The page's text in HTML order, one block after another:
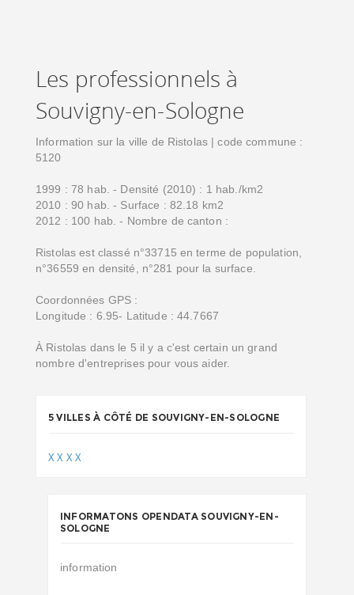
Les professionnels à
Souvigny-en-Sologne
Information sur la ville de Ristolas | code commune :
5120
1999 : 78 hab. - Densité (2010) : 1 hab./km2
2010 : 90 hab. - Surface : 82.18 km2
2012 : 100 hab. - Nombre de canton :
Ristolas est classé n°33715 en terme de population,
n°36559 en densité, n°281 pour la surface.
Coordonnées GPS :
Longitude : 6.95- Latitude : 44.7667
À Ristolas dans le 5 il y a c'est certain un grand
nombre d'entreprises pour vous aider.
5 VILLES À CÔTÉ DE SOUVIGNY-EN-SOLOGNE
XX XX
INFORMATONS OPENDATA SOUVIGNY-EN-
SOLOGNE
information